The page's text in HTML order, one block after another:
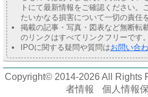
トにて最新情報をご確認ください。
たいかなる損害について一切の責任
掲載の記事・写真・図表など無断転
のリンクはすべてリンクフリーです。
IPOに関する疑問や質問はお問い合
Copyright© 2014-2026 All Rights
者情報
個人情報